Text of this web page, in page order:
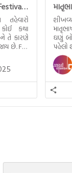
કારતક માસના તહેવારો (Festival of Kartik)
તહેવારો
કથા
તે કારણે
છે. For
તહેવાર
પરંતુ
સુદ
ઊઠી
ગૃહપ્રવેશ
ઘણું
પહેલો
મમ
નથી